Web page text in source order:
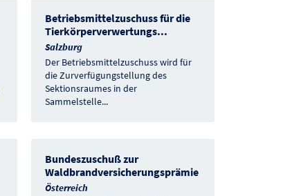
Betriebsmittelzuschuss für die
Tierkörperverwertungs...
Salzburg
Der Betriebsmittelzuschuss wird für
die Zurverfügungstellung des
Sektionsraumes in der
Sammelstelle...
Bundeszuschuß zur
Waldbrandversicherungsprämie
Österreich